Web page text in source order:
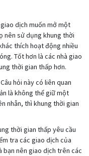
dịch muốn mở một
nên sử dụng khung thời
thích hoạt động nhiều
Tốt hơn là các nhà giao
thời gian thấp hơn.
hỏi này có liên quan
là không thể giữ một
nhẫn, thì khung thời gian
thời gian thấp yêu cầu
tra các giao dịch của
bạn nên giao dịch trên các